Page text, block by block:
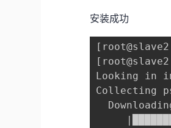
安装成功
Looking in
Collecting